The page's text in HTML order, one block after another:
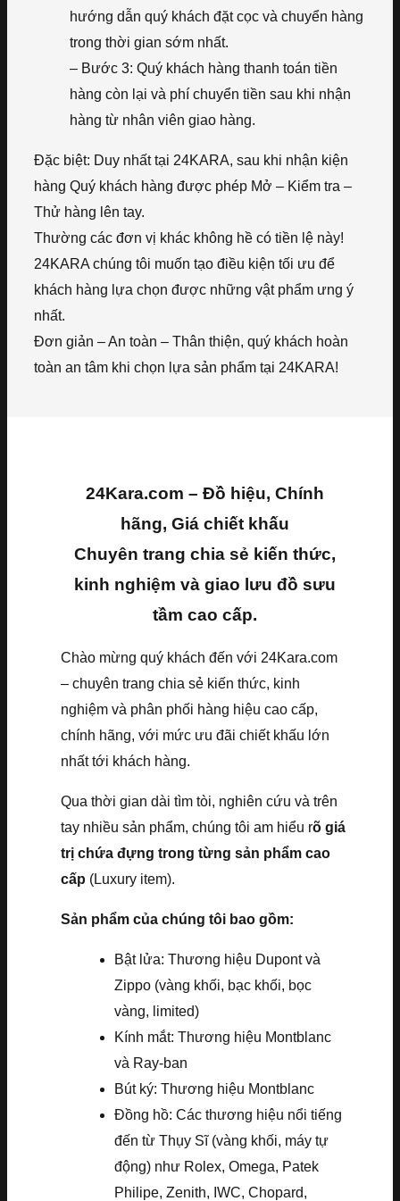
hướng dẫn quý khách đặt cọc và chuyển hàng
trong thời gian sớm nhất.
– Bước 3: Quý khách hàng thanh toán tiền
hàng còn lại và phí chuyển tiền sau khi nhận
hàng từ nhân viên giao hàng.
Đặc biệt: Duy nhất tại 24KARA, sau khi nhận kiện
hàng Quý khách hàng được phép Mở – Kiểm tra –
Thử hàng lên tay.
Thường các đơn vị khác không hề có tiền lệ này!
24KARA chúng tôi muốn tạo điều kiện tối ưu để
khách hàng lựa chọn được những vật phẩm ưng ý
nhất.
Đơn giản – An toàn – Thân thiện, quý khách hoàn
toàn an tâm khi chọn lựa sản phẩm tại 24KARA!
24Kara.com – Đồ hiệu, Chính
hãng, Giá chiết khấu
Chuyên trang chia sẻ kiến thức,
kinh nghiệm và giao lưu đồ sưu
tầm cao cấp.
Chào mừng quý khách đến với 24Kara.com
– chuyên trang chia sẻ kiến thức, kinh
nghiệm và phân phối hàng hiệu cao cấp,
chính hãng, với mức ưu đãi chiết khấu lớn
nhất tới khách hàng.
Qua thời gian dài tìm tòi, nghiên cứu và trên
tay nhiều sản phẩm, chúng tôi am hiểu rõ giá
trị chứa đựng trong từng sản phẩm cao
cấp (Luxury item).
Sản phẩm của chúng tôi bao gồm:
Bật lửa: Thương hiệu Dupont và
Zippo (vàng khối, bạc khối, bọc
vàng, limited)
Kính mắt: Thương hiệu Montblanc
và Ray-ban
Bút ký: Thương hiệu Montblanc
Đồng hồ: Các thương hiệu nổi tiếng
đến từ Thụy Sĩ (vàng khối, máy tự
động) như Rolex, Omega, Patek
Philipe, Zenith, IWC, Chopard,